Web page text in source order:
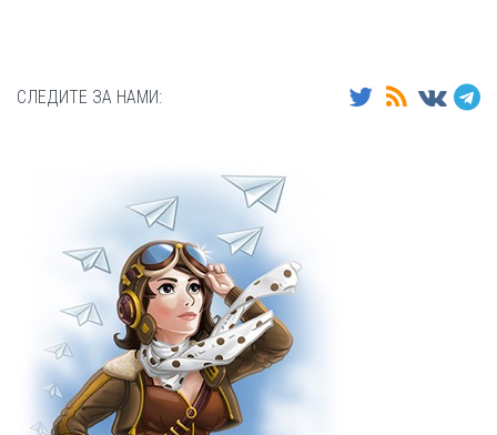
СЛЕДИТЕ ЗА НАМИ: